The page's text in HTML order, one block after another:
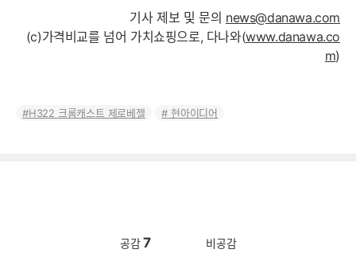
기사 제보 및 문의 news@danawa.com
(c)가격비교를 넘어 가치쇼핑으로, 다나와(www.danawa.co
m)
H322 크롬캐스트 제로베젤 현아이디어
공감 7 비공감